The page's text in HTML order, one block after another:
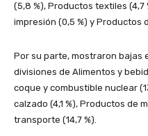
(5,8 %), Productos textiles (4,7
impresión (0,5 %) y Productos
Por su parte, mostraron bajas
divisiones de Alimentos y
coque y combustible nuclear
calzado (4,1 %), Productos de
transporte (14,7 %).